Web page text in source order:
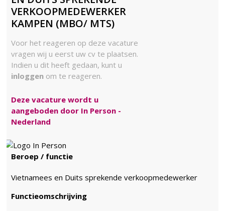
VERKOOPMEDEWERKER
KAMPEN (MBO/ MTS)
Voor het reageren op deze vacature
vragen wij u eerst uw cv te plaatsen.
Indien u dit heeft gedaan, kunt u
inloggen om te reageren.
Deze vacature wordt u
aangeboden door In Person -
Nederland
Beroep / functie
Vietnamees en Duits sprekende verkoopmedewerker
Functieomschrijving